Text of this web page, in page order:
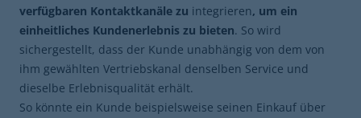
verfügbaren Kontaktkanäle zu integrieren, um ein
einheitliches Kundenerlebnis zu bieten. So wird
sichergestellt, dass der Kunde unabhängig von dem von
ihm gewählten Vertriebskanal denselben Service und
dieselbe Erlebnisqualität erhält.
So könnte ein Kunde beispielsweise seinen Einkauf über